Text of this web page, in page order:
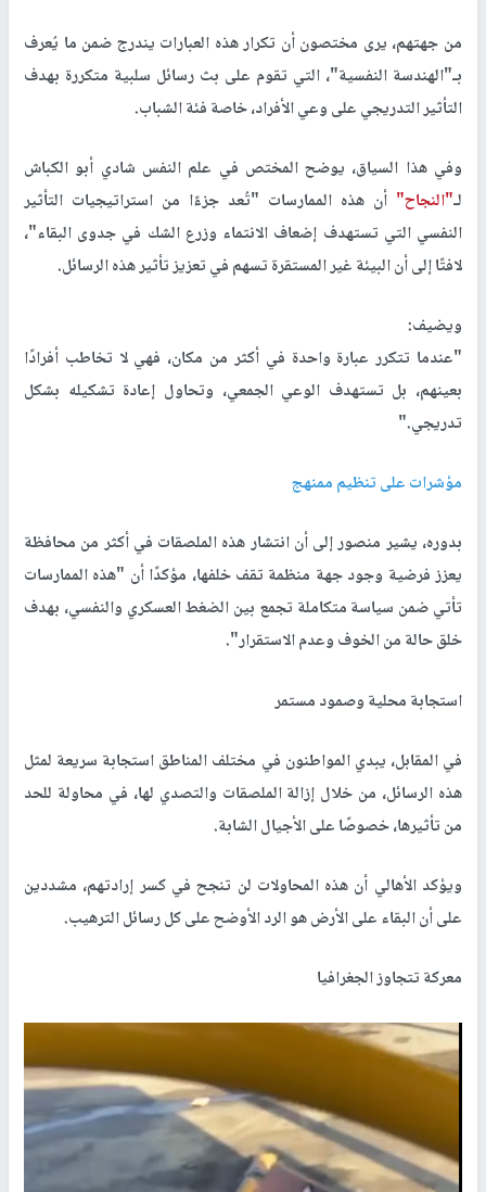
من جهتهم، يرى مختصون أن تكرار هذه العبارات يندرج ضمن ما يُعرف
بـ"الهندسة النفسية"، التي تقوم على بث رسائل سلبية متكررة بهدف
التأثير التدريجي على وعي الأفراد، خاصة فئة الشباب.
وفي هذا السياق، يوضح المختص في علم النفس شادي أبو الكباش
لـ"النجاح" أن هذه الممارسات "تُعد جزءًا من استراتيجيات التأثير
النفسي التي تستهدف إضعاف الانتماء وزرع الشك في جدوى البقاء"،
لافتًا إلى أن البيئة غير المستقرة تسهم في تعزيز تأثير هذه الرسائل.
ويضيف:
"عندما تتكرر عبارة واحدة في أكثر من مكان، فهي لا تخاطب أفرادًا
بعينهم، بل تستهدف الوعي الجمعي، وتحاول إعادة تشكيله بشكل
تدريجي."
مؤشرات على تنظيم ممنهج
بدوره، يشير منصور إلى أن انتشار هذه الملصقات في أكثر من محافظة
يعزز فرضية وجود جهة منظمة تقف خلفها، مؤكدًا أن "هذه الممارسات
تأتي ضمن سياسة متكاملة تجمع بين الضغط العسكري والنفسي، بهدف
خلق حالة من الخوف وعدم الاستقرار".
استجابة محلية وصمود مستمر
في المقابل، يبدي المواطنون في مختلف المناطق استجابة سريعة لمثل
هذه الرسائل، من خلال إزالة الملصقات والتصدي لها، في محاولة للحد
من تأثيرها، خصوصًا على الأجيال الشابة.
ويؤكد الأهالي أن هذه المحاولات لن تنجح في كسر إرادتهم، مشددين
على أن البقاء على الأرض هو الرد الأوضح على كل رسائل الترهيب.
معركة تتجاوز الجغرافيا